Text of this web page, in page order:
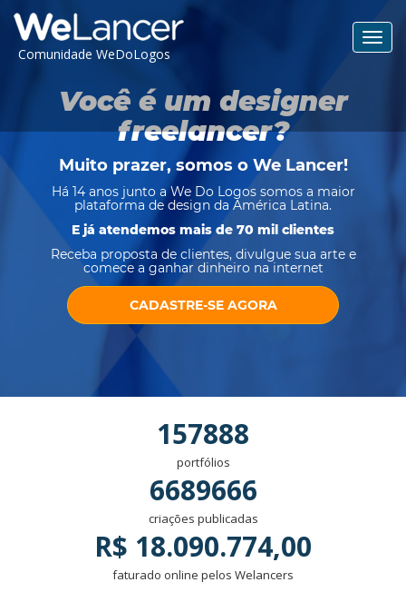
Comunidade WeDoLogos
Você é um designer
freelancer?
Muito prazer, somos o We Lancer!
Há 14 anos junto a We Do Logos somos a maior
plataforma de design da América Latina.
E já atendemos mais de 70 mil clientes
Receba proposta de clientes, divulgue sua arte e
comece a ganhar dinheiro na internet
CADASTRE-SE AGORA
157888
portfólios
6689666
criações publicadas
R$ 18.090.774,00
faturado online pelos Welancers